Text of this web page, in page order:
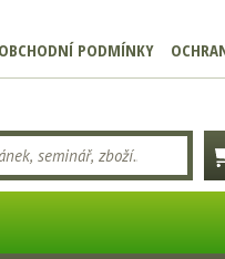
OBCHODNÍ PODMÍNKY